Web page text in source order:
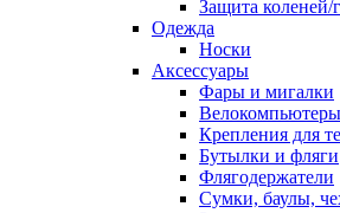
Защита коленей/
Одежда
Носки
Аксессуары
Фары и мигалки
Велокомпьютеры
Крепления для
Бутылки и фляги
Флягодержатели
Сумки, баулы,